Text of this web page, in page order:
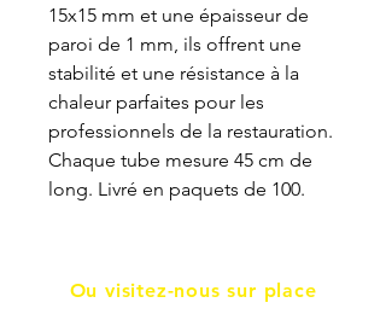
15x15 mm et une épaisseur de
paroi de 1 mm, ils offrent une
stabilité et une résistance à la
chaleur parfaites pour les
professionnels de la restauration.
Chaque tube mesure 45 cm de
long. Livré en paquets de 100.
Ou visitez-nous sur place